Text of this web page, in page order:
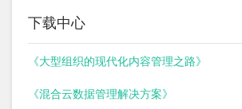
下载中心
《大型组织的现代化内容管理之路》
《混合云数据管理解决方案》